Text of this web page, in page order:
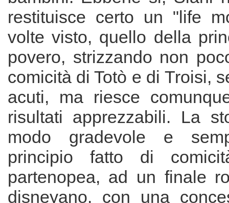
restituisce certo un "life
volte visto, quello della
povero, strizzando non
comicità di Totò e di Troisi,
acuti, ma riesce
risultati apprezzabili. La
modo gradevole e
principio fatto di
partenopea, ad un finale
disneyano, con una